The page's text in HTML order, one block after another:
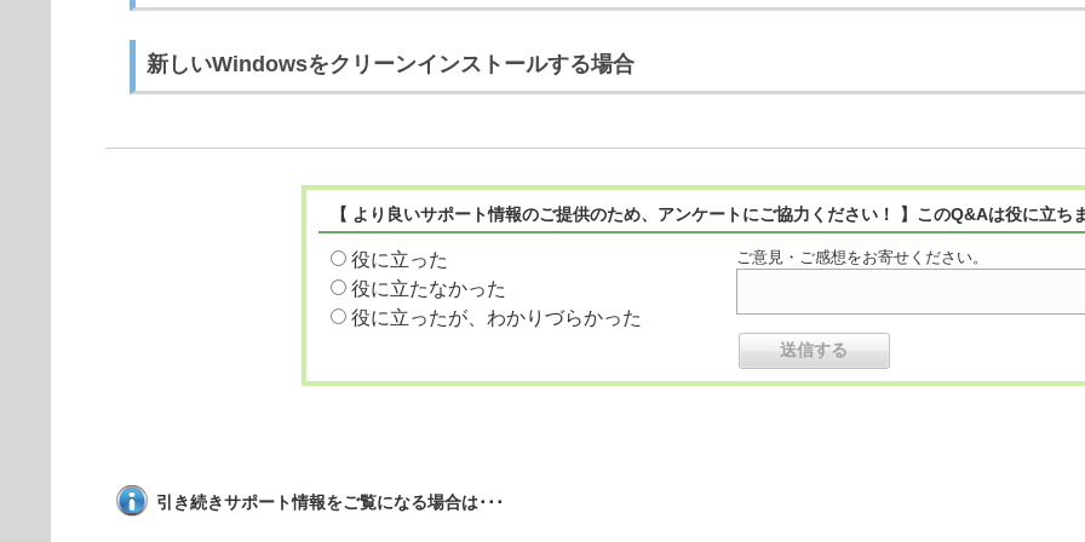
新しいWindowsをクリーンインストールする場合
【 より良いサポート情報のご提供のため、アンケートにご協力ください！ 】このQ&Aは役に立ち
役に立った
役に立たなかった
役に立ったが、わかりづらかった
ご意見・ご感想をお寄せください。
引き続きサポート情報をご覧になる場合は･･･